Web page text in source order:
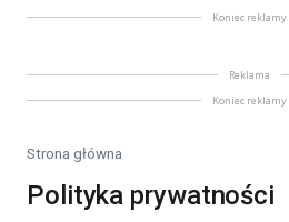
Koniec reklamy
Reklama
Koniec reklamy
Strona główna
Polityka prywatności